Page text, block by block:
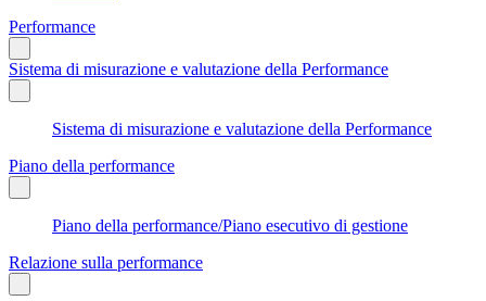
Performance
Sistema di misurazione e valutazione della Performance
Sistema di misurazione e valutazione della Performance
Piano della performance
Piano della performance/Piano esecutivo di gestione
Relazione sulla performance